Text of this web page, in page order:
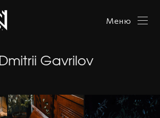
Меню
Dmitrii Gavrilov